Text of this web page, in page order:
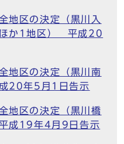
地区の決定（黒川入
ほか1地区） 平成20
地区の決定（黒川南
20年5月1日告示
地区の決定（黒川橋
成19年4月9日告示